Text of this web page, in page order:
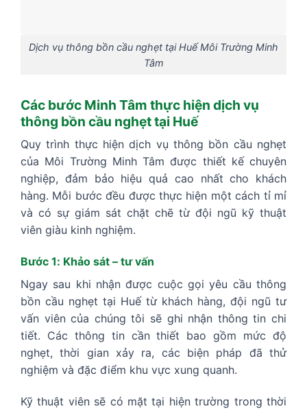
Dịch vụ thông bồn cầu nghẹt tại Huế Môi Trường Minh
Tâm
Các bước Minh Tâm thực hiện dịch vụ
thông bồn cầu nghẹt tại Huế
Quy trình thực hiện dịch vụ thông bồn cầu nghẹt
của Môi Trường Minh Tâm được thiết kế chuyên
nghiệp, đảm bảo hiệu quả cao nhất cho khách
hàng. Mỗi bước đều được thực hiện một cách tỉ mỉ
và có sự giám sát chặt chẽ từ đội ngũ kỹ thuật
viên giàu kinh nghiệm.
Bước 1: Khảo sát – tư vấn
Ngay sau khi nhận được cuộc gọi yêu cầu thông
bồn cầu nghẹt tại Huế từ khách hàng, đội ngũ tư
vấn viên của chúng tôi sẽ ghi nhận thông tin chi
tiết. Các thông tin cần thiết bao gồm mức độ
nghẹt, thời gian xảy ra, các biện pháp đã thử
nghiệm và đặc điểm khu vực xung quanh.
Kỹ thuật viên sẽ có mặt tại hiện trường trong thời